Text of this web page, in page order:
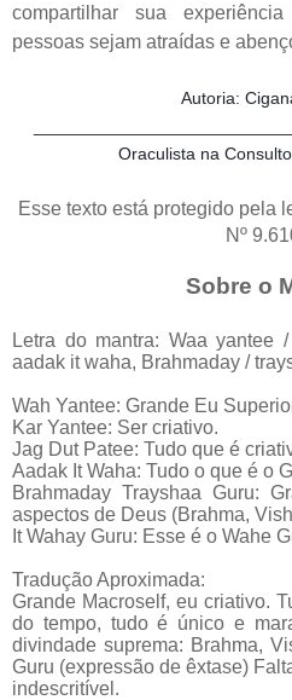
compartilhar sua
pessoas sejam atraídas e
Autoria:
Oraculista na
Esse texto está protegido pela
Nº
Sobre o
Letra do mantra: Waa yantee
aadak it waha, Brahmaday /
Wah Yantee: Grande Eu
Kar Yantee: Ser criativo.
Jag Dut Patee: Tudo que é
Aadak It Waha: Tudo o que é o
Brahmaday Trayshaa Guru:
aspectos de Deus (Brahma,
It Wahay Guru: Esse é o Wahe
Tradução Aproximada:
Grande Macroself, eu criativo.
do tempo, tudo é único e
divindade suprema: Brahma,
Guru (expressão de êxtase)
indescritível.